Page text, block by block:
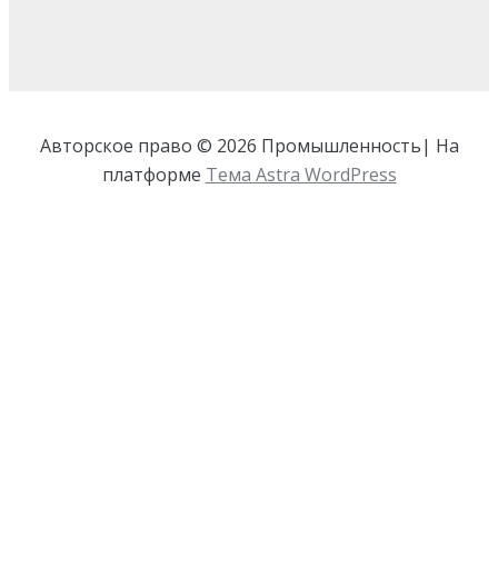
Авторское право © 2026 Промышленность| На
платформе Тема Astra WordPress